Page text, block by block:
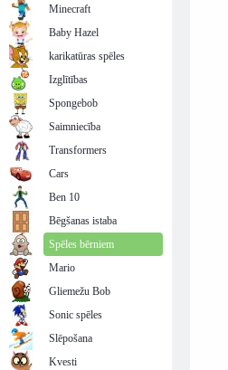
Minecraft
Baby Hazel
karikatūras spēles
Izglītības
Spongebob
Saimniecība
Transformers
Cars
Ben 10
Bēgšanas istaba
Spēles bērniem
Mario
Gliemežu Bob
Sonic spēles
Slēpošana
Kvesti